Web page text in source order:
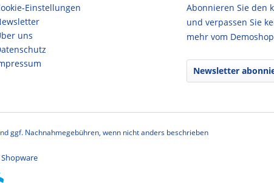
Einstellungen
uns
Abonnieren Sie den
und verpassen Sie
mehr vom
Newsletter
ggf. Nachnahmegebühren, wenn nicht anders beschrieben